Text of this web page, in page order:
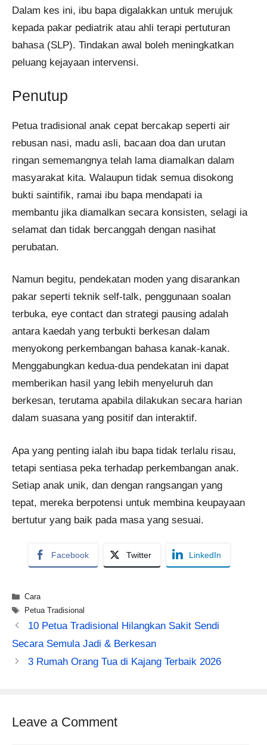
Dalam kes ini, ibu bapa digalakkan untuk merujuk
kepada pakar pediatrik atau ahli terapi pertuturan
bahasa (SLP). Tindakan awal boleh meningkatkan
peluang kejayaan intervensi.
Penutup
Petua tradisional anak cepat bercakap seperti air
rebusan nasi, madu asli, bacaan doa dan urutan
ringan sememangnya telah lama diamalkan dalam
masyarakat kita. Walaupun tidak semua disokong
bukti saintifik, ramai ibu bapa mendapati ia
membantu jika diamalkan secara konsisten, selagi ia
selamat dan tidak bercanggah dengan nasihat
perubatan.
Namun begitu, pendekatan moden yang disarankan
pakar seperti teknik self-talk, penggunaan soalan
terbuka, eye contact dan strategi pausing adalah
antara kaedah yang terbukti berkesan dalam
menyokong perkembangan bahasa kanak-kanak.
Menggabungkan kedua-dua pendekatan ini dapat
memberikan hasil yang lebih menyeluruh dan
berkesan, terutama apabila dilakukan secara harian
dalam suasana yang positif dan interaktif.
Apa yang penting ialah ibu bapa tidak terlalu risau,
tetapi sentiasa peka terhadap perkembangan anak.
Setiap anak unik, dan dengan rangsangan yang
tepat, mereka berpotensi untuk membina keupayaan
bertutur yang baik pada masa yang sesuai.
Facebook Twitter LinkedIn
Categories
Cara
Tags
Petua Tradisional
10 Petua Tradisional Hilangkan Sakit Sendi
Secara Semula Jadi & Berkesan
3 Rumah Orang Tua di Kajang Terbaik 2026
Leave a Comment